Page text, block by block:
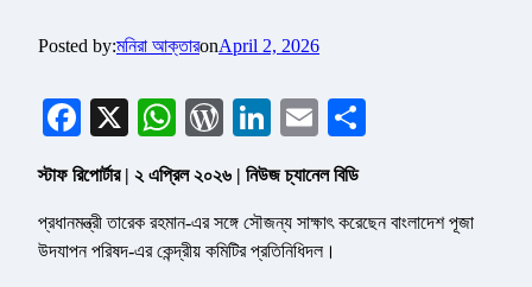
Posted by:মনিরা আক্তারonApril 2, 2026
Facebook
X WhatsApp
WordPress
LinkedIn
Email
স্টাফ রিপোর্টার | ২ এপ্রিল ২০২৬ | নিউজ চ্যানেল বিডি
প্রধানমন্ত্রী তারেক রহমান-এর সঙ্গে সৌজন্য সাক্ষাৎ করেছেন বাংলাদেশ পূজা
উদযাপন পরিষদ-এর কেন্দ্রীয় কমিটির প্রতিনিধিদল।